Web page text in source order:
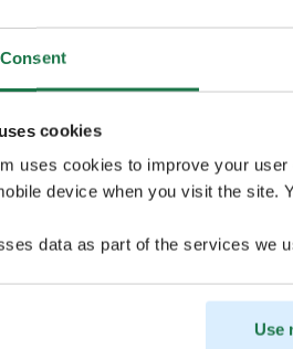
Consent
cookies
uses cookies to improve your
device when you visit the site.
data as part of the services we
Use